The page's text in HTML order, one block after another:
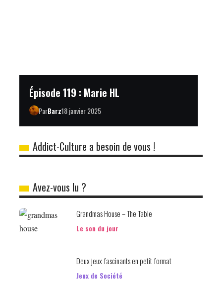
Épisode 119 : Marie HL
ParBarz18 janvier 2025
Addict-Culture a besoin de vous !
Avez-vous lu ?
Grandmas House – The Table
Le son du jour
Deux jeux fascinants en petit format
Jeux de Société